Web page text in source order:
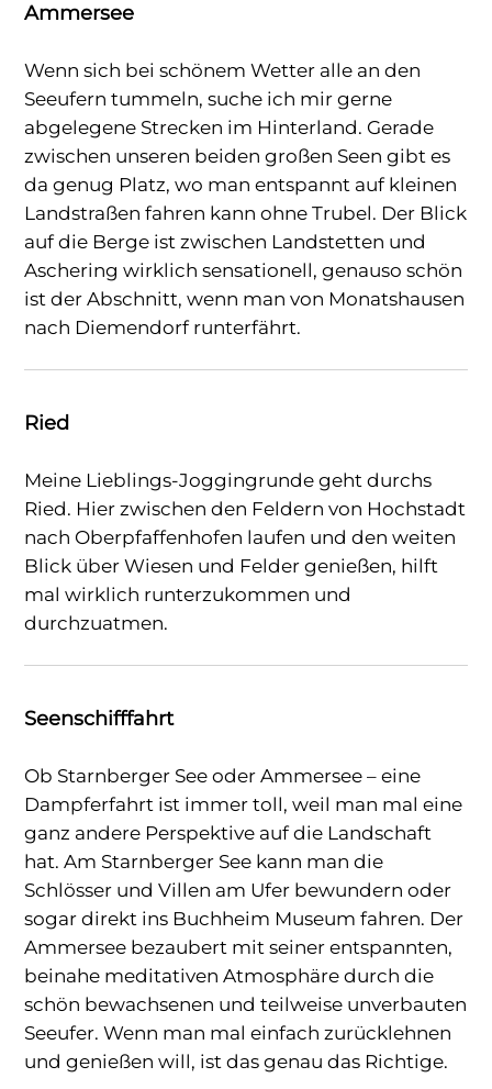
Ammersee
Wenn sich bei schönem Wetter alle an den
Seeufern tummeln, suche ich mir gerne
abgelegene Strecken im Hinterland. Gerade
zwischen unseren beiden großen Seen gibt es
da genug Platz, wo man entspannt auf kleinen
Landstraßen fahren kann ohne Trubel. Der Blick
auf die Berge ist zwischen Landstetten und
Aschering wirklich sensationell, genauso schön
ist der Abschnitt, wenn man von Monatshausen
nach Diemendorf runterfährt.
Ried
Meine Lieblings-Joggingrunde geht durchs
Ried. Hier zwischen den Feldern von Hochstadt
nach Oberpfaffenhofen laufen und den weiten
Blick über Wiesen und Felder genießen, hilft
mal wirklich runterzukommen und
durchzuatmen.
Seenschifffahrt
Ob Starnberger See oder Ammersee – eine
Dampferfahrt ist immer toll, weil man mal eine
ganz andere Perspektive auf die Landschaft
hat. Am Starnberger See kann man die
Schlösser und Villen am Ufer bewundern oder
sogar direkt ins Buchheim Museum fahren. Der
Ammersee bezaubert mit seiner entspannten,
beinahe meditativen Atmosphäre durch die
schön bewachsenen und teilweise unverbauten
Seeufer. Wenn man mal einfach zurücklehnen
und genießen will, ist das genau das Richtige.